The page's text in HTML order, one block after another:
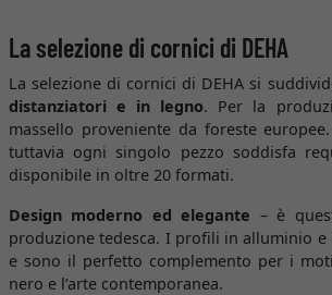
La selezione di cornici di DEHA
La selezione di cornici di DEHA si
distanziatori e in legno. Per la
massello proveniente da foreste
tuttavia ogni singolo pezzo soddisfa
disponibile in oltre 20 formati.
Design moderno ed elegante – è
produzione tedesca. I profili in alluminio
e sono il perfetto complemento per i
nero e l’arte contemporanea.